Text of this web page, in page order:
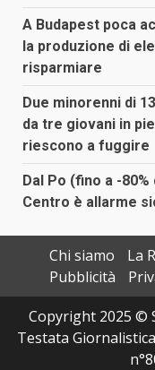
A Budapest poca
la produzione di
risparmiare
Due minorenni di
da tre giovani in
riescono a fuggire
Dal Po (fino a -
Centro è allarme
Chi siamo
La
Pubblicità
Copyright 2025 ©
Testata